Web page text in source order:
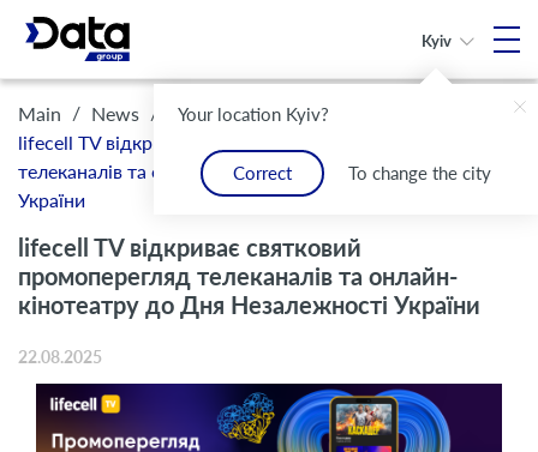
Your location Kyiv?
Correct To change the city
Kyiv
Main / News /
lifecell TV відкриває святковий промоперегляд
телеканалів та онлайн-кінотеатру до Дня Незалежності
України
lifecell TV відкриває святковий
промоперегляд телеканалів та онлайн-
кінотеатру до Дня Незалежності України
22.08.2025